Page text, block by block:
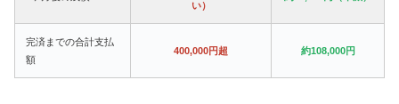
い）
完済までの合計支払
額
400,000円超 約108,000円